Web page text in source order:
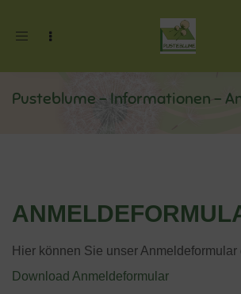
Toggle
Pusteblume - Informationen -
Hier können Sie unser
Download Anmeldeformular